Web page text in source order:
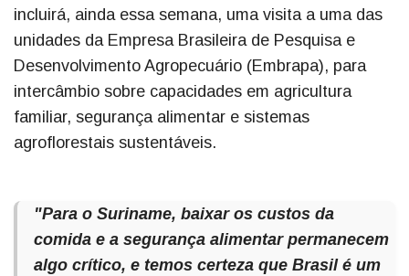
incluirá, ainda essa semana, uma visita a uma das
unidades da Empresa Brasileira de Pesquisa e
Desenvolvimento Agropecuário (Embrapa), para
intercâmbio sobre capacidades em agricultura
familiar, segurança alimentar e sistemas
agroflorestais sustentáveis.
"Para o Suriname, baixar os custos da
comida e a segurança alimentar permanecem
algo crítico, e temos certeza que Brasil é um